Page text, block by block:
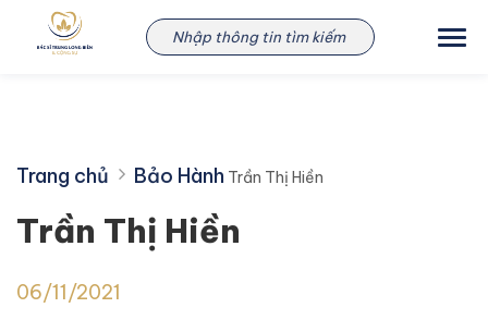
Trần Thị Hiền
Trang chủ Bảo Hành Trần Thị Hiền
Trần Thị Hiền
06/11/2021